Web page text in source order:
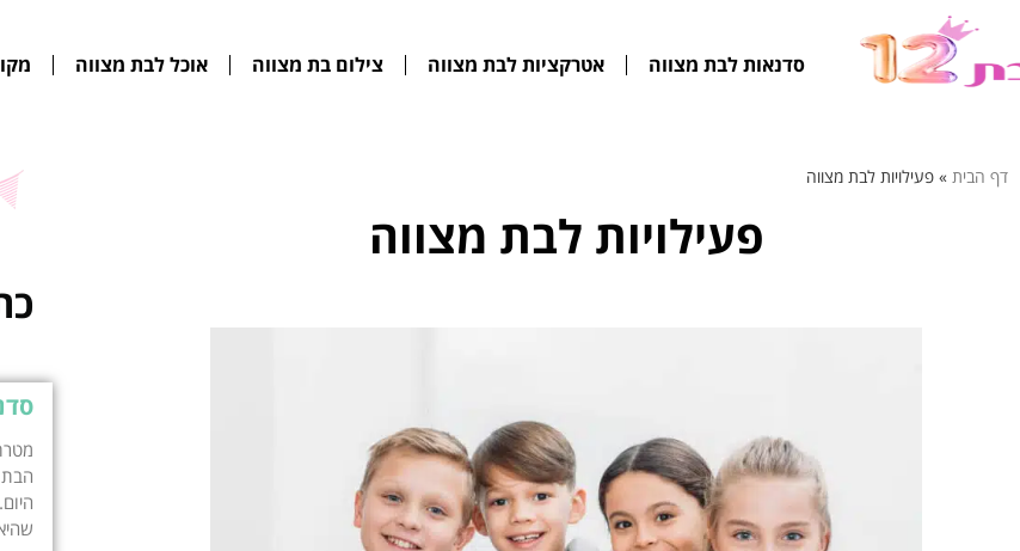
סדנאות לבת מצווה אטרקציות לבת מצווה צילום בת מצווה אוכל לבת מצווה
דף הבית » פעילויות לבת מצווה
פעילויות לבת מצווה
הבת